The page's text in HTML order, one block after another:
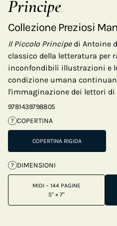
Principe
Collezione Preziosi
Il Piccolo Principedi Antoine
classico della letteratura per
inconfondibili illustrazioni e
condizione umana
l'immaginazione dei lettori di
9781439798805
? COPERTINA
COPERTINA RIGIDA
? DIMENSIONI
MIDI – 144 PAGINE
5" × 7"